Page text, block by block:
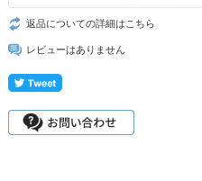
返品についての詳細はこちら
レビューはありません